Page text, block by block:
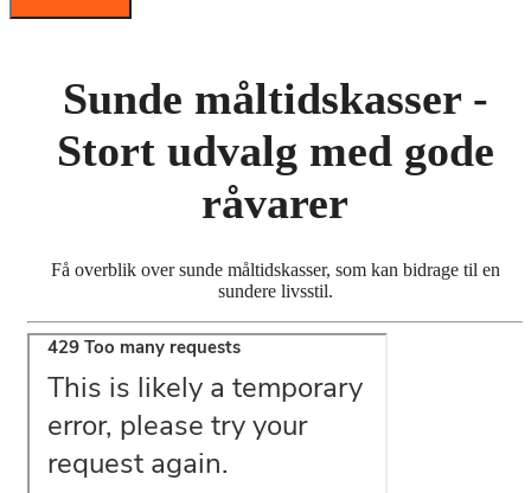
Sunde måltidskasser -
Stort udvalg med gode
råvarer
Få overblik over sunde måltidskasser, som kan bidrage til en
sundere livsstil.